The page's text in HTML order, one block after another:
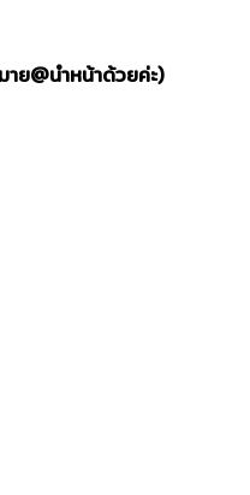
ย@นำหน้าด้วยค่ะ)